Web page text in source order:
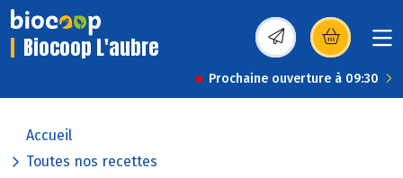
Biocoop L'aubre (s’ouvre dans une
Prochaine ouverture à 09:30
Accueil
Toutes nos recettes